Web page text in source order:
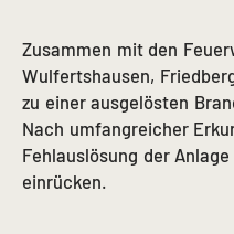
Zusammen mit den
Wulfertshausen,
zu einer ausgelösten
Nach umfangreicher
Fehlauslösung der
einrücken.